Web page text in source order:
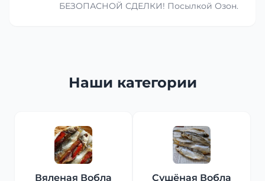
БЕЗОПАСНОЙ СДЕЛКИ! Посылкой Озон.
Наши категории
Вяленая Вобла Сушёная Вобла